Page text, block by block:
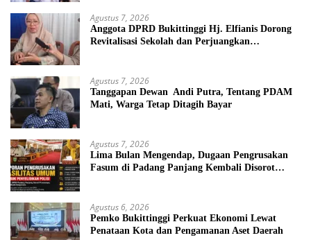
Agustus 7, 2026
Anggota DPRD Bukittinggi Hj. Elfianis Dorong
Revitalisasi Sekolah dan Perjuangkan
Agustus 7, 2026
Tanggapan Dewan Andi Putra, Tentang PDAM
Mati, Warga Tetap Ditagih Bayar
Agustus 7, 2026
Lima Bulan Mengendap, Dugaan Pengrusakan
Fasum di Padang Panjang Kembali Disorot
Agustus 6, 2026
Pemko Bukittinggi Perkuat Ekonomi Lewat
Penataan Kota dan Pengamanan Aset Daerah